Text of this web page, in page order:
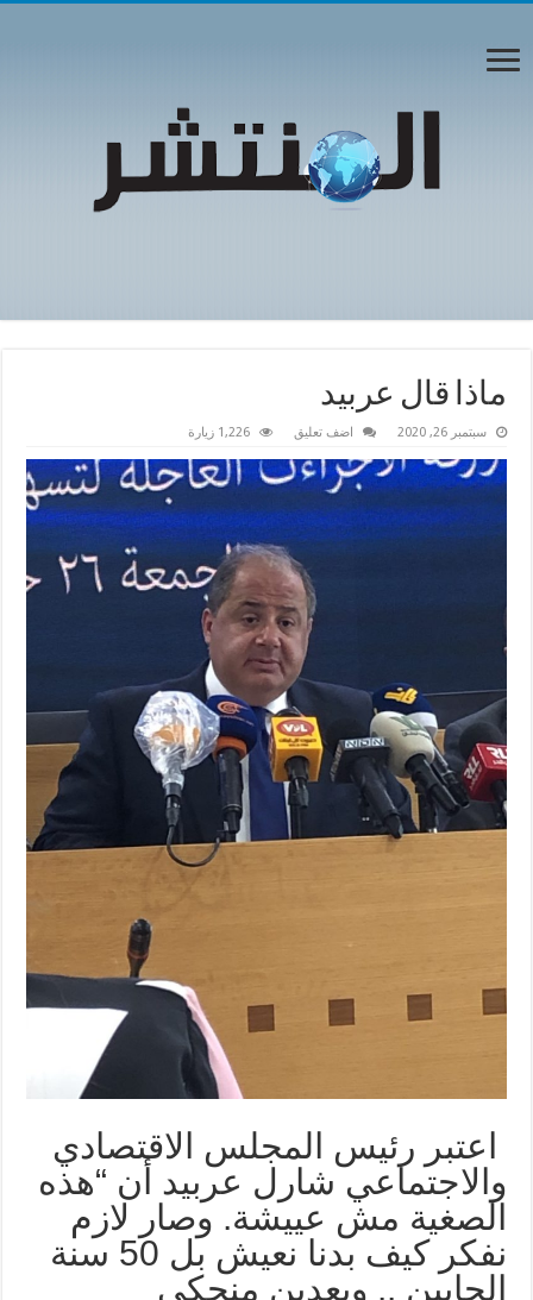
ماذا قال عربيد
سبتمبر 26, 2020 اضف تعليق 1,226 زيارة
اعتبر رئيس المجلس الاقتصادي
والاجتماعي شارل عربيد أن “هذه
الصغية مش عييشة. وصار لازم
نفكر كيف بدنا نعيش بل 50 سنة
الجايين .. وبعدين منحكي